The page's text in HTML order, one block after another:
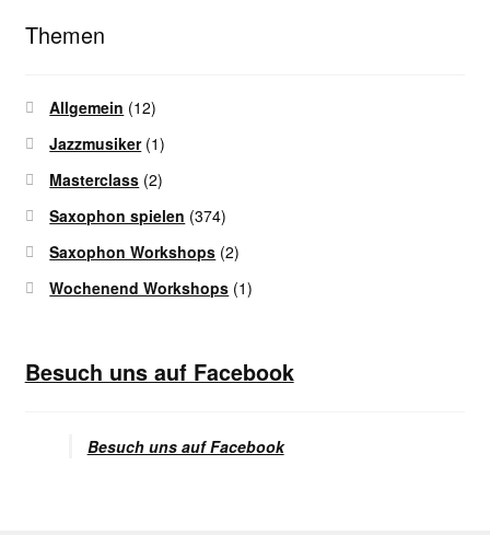
Themen
Allgemein (12)
Jazzmusiker(1)
Masterclass (2)
Saxophon spielen (374)
Saxophon Workshops (2)
Wochenend Workshops (1)
Besuch uns auf Facebook
Besuch uns auf Facebook